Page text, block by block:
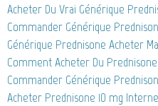
Acheter Du Vrai Générique
Commander Générique
Générique Prednisone Acheter
Comment Acheter Du
Commander Générique
Acheter Prednisone 10 mg